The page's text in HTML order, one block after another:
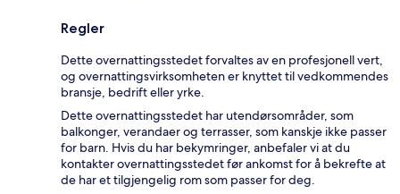
Regler
Dette overnattingsstedet forvaltes av en profesjonell vert,
og overnattingsvirksomheten er knyttet til vedkommendes
bransje, bedrift eller yrke.
Dette overnattingsstedet har utendørsområder, som
balkonger, verandaer og terrasser, som kanskje ikke passer
for barn. Hvis du har bekymringer, anbefaler vi at du
kontakter overnattingsstedet før ankomst for å bekrefte at
de har et tilgjengelig rom som passer for deg.